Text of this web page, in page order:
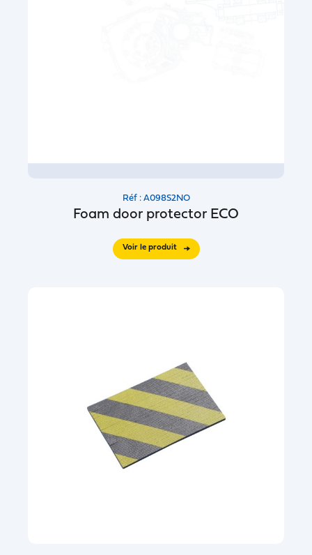
Réf : A098S2NO
Foam door protector ECO
Voir le produit